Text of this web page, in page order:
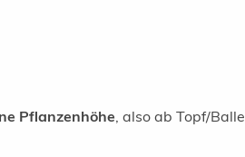
Pflanzenhöhe, also ab Topf/